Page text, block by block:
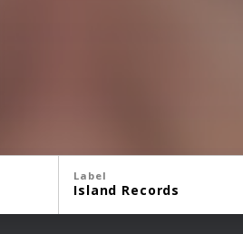
Label
Island Records